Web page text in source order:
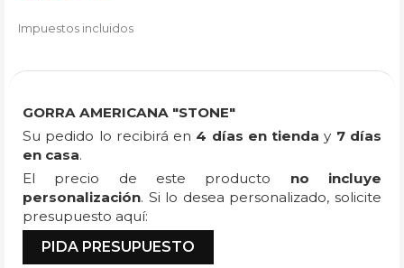
Impuestos incluidos
GORRA AMERICANA "STONE"
Su pedido lo recibirá en 4 días en tienda y 7 días
en casa.
El precio de este producto no incluye
personalización. Si lo desea personalizado, solicite
presupuesto aquí:
PIDA PRESUPUESTO